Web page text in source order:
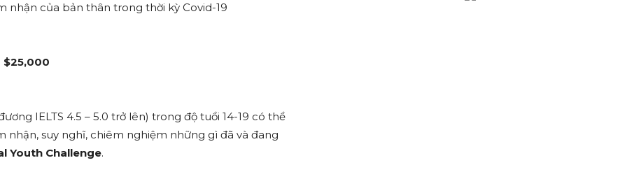
nhận của bản thân trong thời kỳ Covid-19
$25,000
IELTS 4.5 – 5.0 trở lên) trong độ tuổi 14-19 có thể
nhận, suy nghĩ, chiêm nghiệm những gì đã và đang
Youth Challenge.